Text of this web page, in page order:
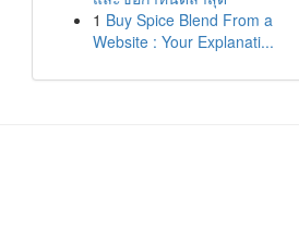
1 Buy Spice Blend From a
Website : Your Explanati...